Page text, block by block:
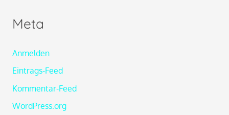
Meta
Anmelden
Eintrags-Feed
Kommentar-Feed
WordPress.org